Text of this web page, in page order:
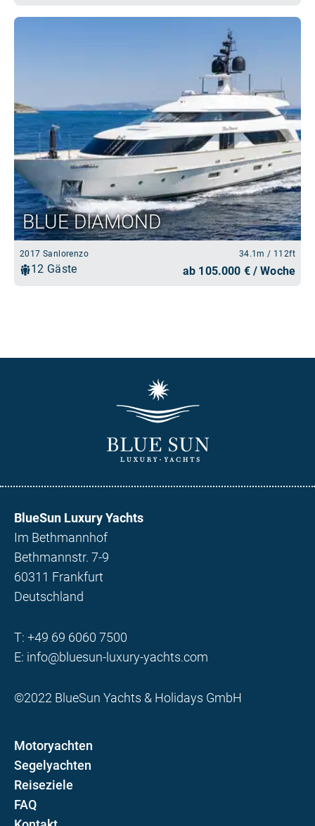
BlueSun Luxury Yachts
Im Bethmannhof
Bethmannstr. 7-9
60311 Frankfurt
Deutschland
T: +49 69 6060 7500
E: info@bluesun-luxury-yachts.com
©2022 BlueSun Yachts & Holidays GmbH
Motoryachten
Segelyachten
Reiseziele
FAQ